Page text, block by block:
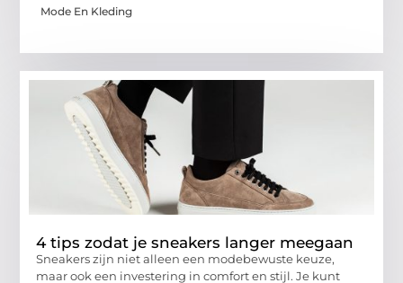
Mode En Kleding
4 tips zodat je sneakers langer meegaan
Sneakers zijn niet alleen een modebewuste keuze,
maar ook een investering in comfort en stijl. Je kunt